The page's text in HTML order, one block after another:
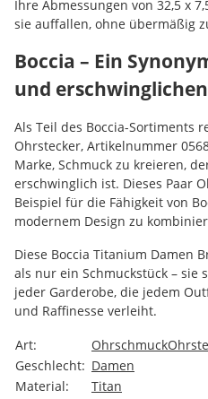
Ihre Abmessungen von 32,5 x
sie auffallen, ohne übermäßig
Boccia – Ein
und
Als Teil des Boccia-Sortiments
Ohrstecker, Artikelnummer
Marke, Schmuck zu kreieren,
erschwinglich ist. Dieses Paar
Beispiel für die Fähigkeit von
modernem Design zu
Diese Boccia Titanium Damen
als nur ein Schmuckstück – sie
jeder Garderobe, die jedem
und Raffinesse verleiht.
Art:
Ohrschmuck
Geschlecht: Damen
Material:
Titan